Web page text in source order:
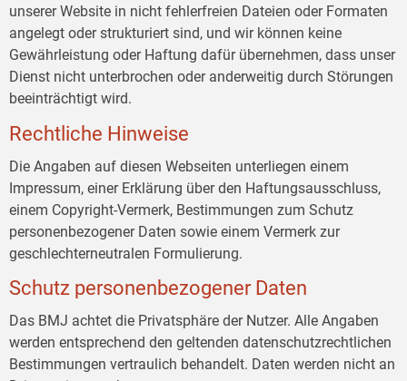
unserer Website in nicht fehlerfreien Dateien oder Formaten
angelegt oder strukturiert sind, und wir können keine
Gewährleistung oder Haftung dafür übernehmen, dass unser
Dienst nicht unterbrochen oder anderweitig durch Störungen
beeinträchtigt wird.
Rechtliche Hinweise
Die Angaben auf diesen Webseiten unterliegen einem
Impressum, einer Erklärung über den Haftungsausschluss,
einem Copyright-Vermerk, Bestimmungen zum Schutz
personenbezogener Daten sowie einem Vermerk zur
geschlechterneutralen Formulierung.
Schutz personenbezogener Daten
Das BMJ achtet die Privatsphäre der Nutzer. Alle Angaben
werden entsprechend den geltenden datenschutzrechtlichen
Bestimmungen vertraulich behandelt. Daten werden nicht an